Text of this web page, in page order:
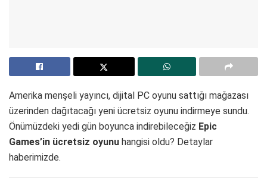
Amerika menşeli yayıncı, dijital PC oyunu sattığı mağazası
üzerinden dağıtacağı yeni ücretsiz oyunu indirmeye sundu.
Önümüzdeki yedi gün boyunca indirebileceğiz Epic
Games’in ücretsiz oyunu hangisi oldu? Detaylar
haberimizde.